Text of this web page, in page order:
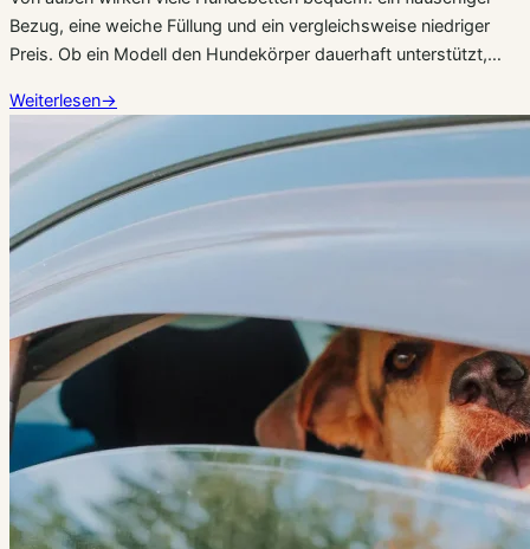
Bezug, eine weiche Füllung und ein vergleichsweise niedriger
Preis. Ob ein Modell den Hundekörper dauerhaft unterstützt,…
Weiterlesen→